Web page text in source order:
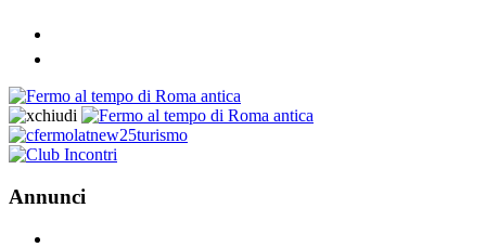
Annunci